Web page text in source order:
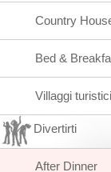
Country
Bed &
Villaggi turistici
Divertirti
After Dinner